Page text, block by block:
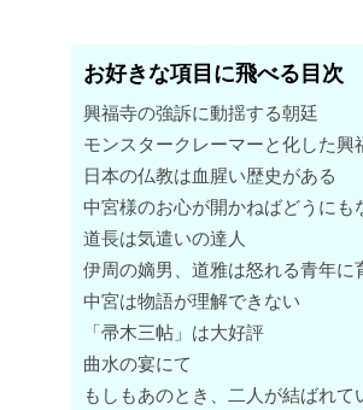
お好きな項目に飛べる目次
興福寺の強訴に動揺する朝廷
モンスタークレーマーと化した興
日本の仏教は血腥い歴史がある
中宮様のお心が開かねばどうにも
道長は気遣いの達人
伊周の嫡男、道雅は怒れる青年に
中宮は物語が理解できない
「帚木三帖」は大好評
曲水の宴にて
もしもあのとき、二人が結ばれて